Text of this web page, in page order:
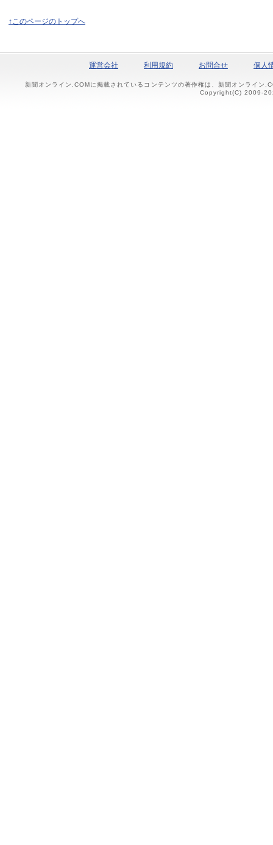
↑このページのトップへ
運営会社 利用規約 お問合せ 個人
新聞オンライン.COMに掲載されているコンテンツの著作権は、新聞オンライン
Copyright(C) 2009-